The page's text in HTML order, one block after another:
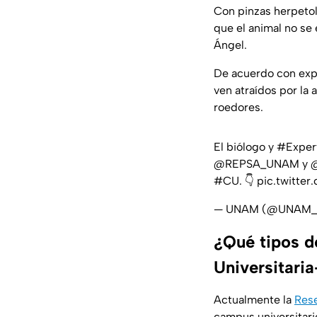
Con pinzas
que el animal no
Ángel.
De acuerdo con
ven atraídos por la
roedores.
El biólogo y
@REPSA_UNAM y
#CU. 👇
— UNAM
¿Qué tipos
Actualmente la